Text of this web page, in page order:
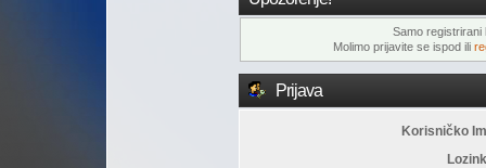
Samo registrirani
Molimo prijavite se ispod ili
Prijava
Korisničko